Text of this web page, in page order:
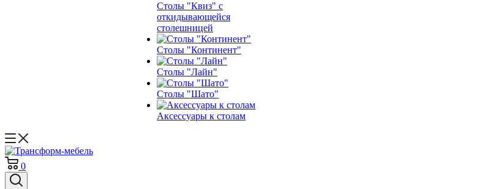
Столы "Квиз" с
откидывающейся
столешницей
Столы "Континент"
Столы "Лайн"
Столы "Шато"
Аксессуары к столам
0